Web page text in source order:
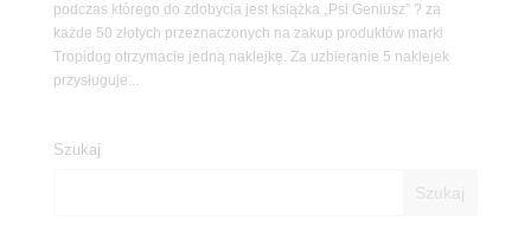
podczas którego do zdobycia jest książka „Psi Geniusz” ? za
każde 50 złotych przeznaczonych na zakup produktów marki
Tropidog otrzymacie jedną naklejkę. Za uzbieranie 5 naklejek
przysługuje...
Szukaj